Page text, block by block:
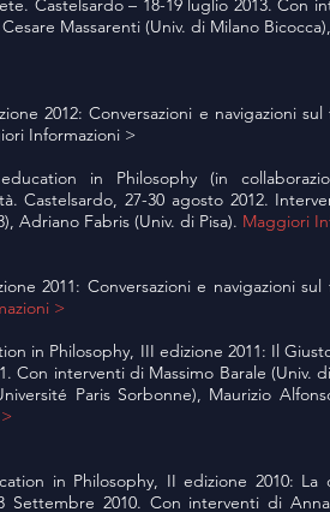
Castelsardo – 18-19 luglio 2013. Con
Massarenti (Univ. di Milano
2012: Conversazioni e navigazioni
Informazioni >
in Philosophy (in
Castelsardo, 27-30 agosto 2012.
Adriano Fabris (Univ. di Pisa). Maggiori
2011: Conversazioni e navigazioni
>
in Philosophy, III edizione 2011: Il
Con interventi di Massimo Barale (Univ.
Paris Sorbonne), Maurizio
in Philosophy, II edizione 2010: La
2010. Con interventi di